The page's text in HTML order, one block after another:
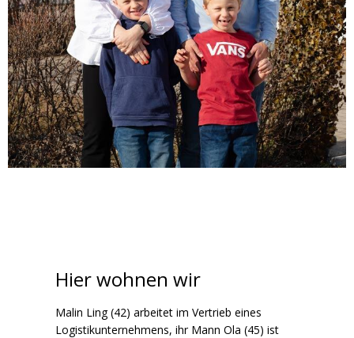
Hier wohnen wir
Malin Ling (42) arbeitet im Vertrieb eines
Logistikunternehmens, ihr Mann Ola (45) ist